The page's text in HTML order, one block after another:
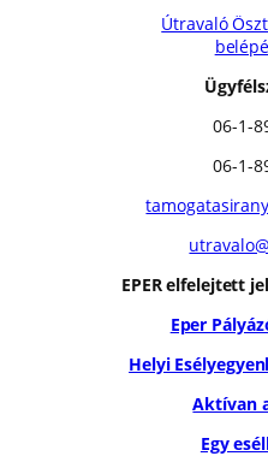
Útravaló
06-1-
06-1-
EPER elfelejtett
Eper
Helyi
Aktívan
Egy